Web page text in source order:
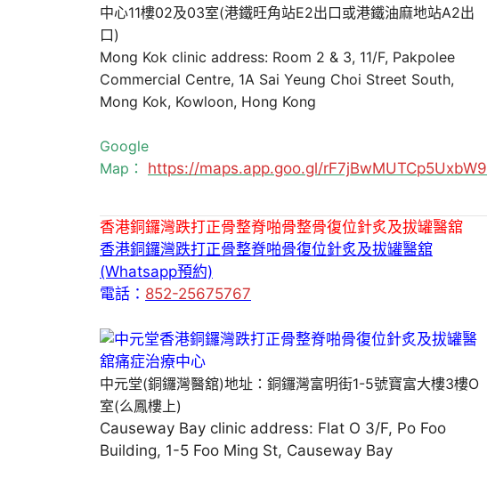
中心11樓02及03室(港鐵旺角站E2出口或港鐵油麻地站A2出
口)
Mong Kok clinic address: Room 2 & 3, 11/F, Pakpolee
Commercial Centre, 1A Sai Yeung Choi Street South,
Mong Kok, Kowloon, Hong Kong
Google
Map： https://maps.app.goo.gl/rF7jBwMUTCp5UxbW9
香港銅鑼灣跌打正骨整脊啪骨整骨復位針炙及拔罐醫舘
香港銅鑼灣跌打正骨整脊啪骨復位針炙及拔罐醫舘
(Whatsapp預約)
電話： 852-25675767
中元堂(銅鑼灣醫舘)地址：銅鑼灣富明街1-5號寶富大樓3樓O
室(么鳳樓上)
Causeway Bay clinic address: Flat O 3/F, Po Foo
Building, 1-5 Foo Ming St, Causeway Bay